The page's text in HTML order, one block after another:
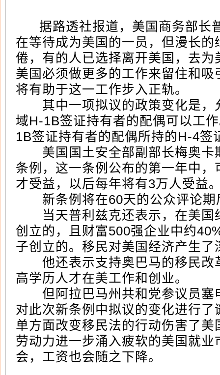
据路透社报道，美国商务部长
在等待成为美国的一员，但漫长
倦，有的人已选择离开美国，去
美国必须做更多的工作来留住和
将有助于这一工作步入正轨。
其中一项拟议的政策变化是，
域H-1B签证持有者的配偶可以工
1B签证持有者的配偶所持的H-4签
美国国土安全部副部长梅奥卡
条例，这一条例公布的第一年中
才受益，以后每年将有3万人受益
新条例将在60天的公众评论期
当天普利兹克还表示，在美国
创立的，且财富500强企业中约
子创立的。移民对美国经济产生了
他还表示支持奥巴马的移民改
高学历人才在美工作和创业。
但阿拉巴马州共和党参议员塞
对此次新条例中拟议的变化进行
单方面改变移民法的行动伤害了
劳动力进一步涌入疲软的美国就
会，工资也会随之下降。